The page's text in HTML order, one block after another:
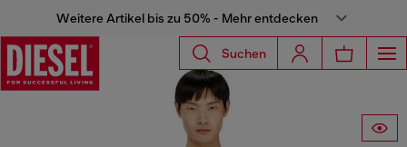
Weitere Artikel bis zu 50% - Mehr entdecken
Suchen